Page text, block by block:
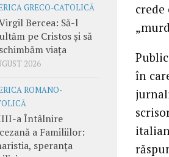
crede
în
GRECO-CATOLICĂ
Bercea: Să-l
pe Cristos și să
viața
2026
ROMANO-
a Întâlnire
a Familiilor:
speranța